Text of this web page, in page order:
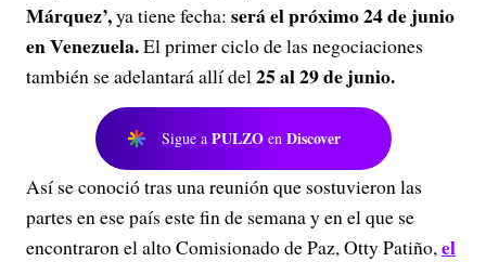
Márquez’,ya tiene fecha: será el próximo 24 de junio
en Venezuela.El primer ciclo de las negociaciones
también se adelantará allí del25 al 29 de junio.
Sigue a PULZO en Discover
Así se conoció tras una reunión que sostuvieron las
partes en ese país este fin de semana y en el que se
encontraron el alto Comisionado de Paz, Otty Patiño,el